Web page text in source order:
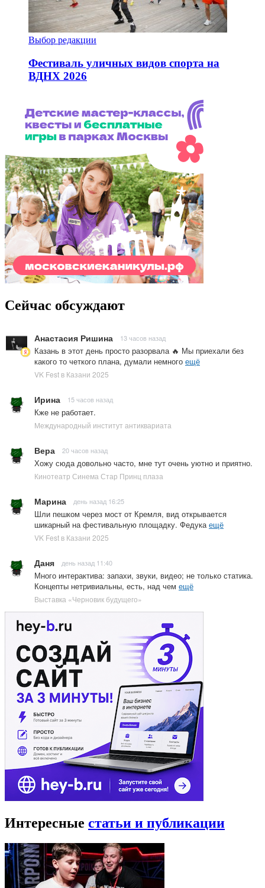
Выбор редакции
Фестиваль уличных видов спорта на
ВДНХ 2026
Сейчас обсуждают
Анастасия Ришина 13 часов назад
Казань в этот день просто разорвала 🔥 Мы приехали без
какого то четкого плана, думали немного ещё
VK Fest в Казани 2025
Ирина 15 часов назад
Кже не работает.
Международный институт антиквариата
Вера 20 часов назад
Хожу сюда довольно часто, мне тут очень уютно и приятно.
Кинотеатр Синема Стар Принц плаза
Марина день назад 16:25
Шли пешком через мост от Кремля, вид открывается
шикарный на фестивальную площадку. Федука ещё
VK Fest в Казани 2025
Даня день назад 11:40
Много интерактива: запахи, звуки, видео; не только статика.
Концепты нетривиальны, есть, над чем ещё
Выставка «Черновик будущего»
Интересные статьи и публикации